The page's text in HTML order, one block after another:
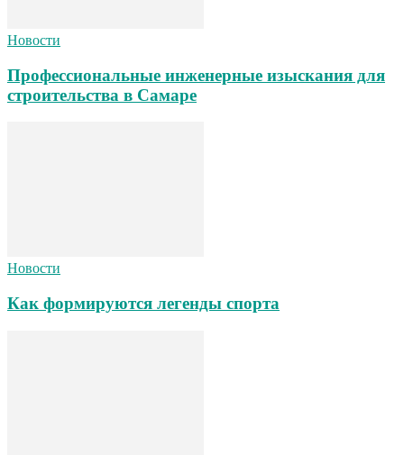
Новости
Профессиональные инженерные изыскания для
строительства в Самаре
Новости
Как формируются легенды спорта